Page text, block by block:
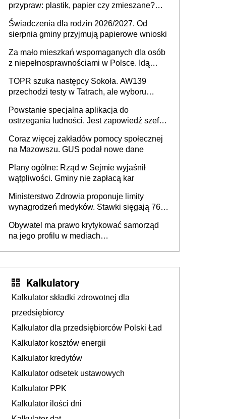
przypraw: plastik, papier czy zmieszane?
Świadczenia dla rodzin 2026/2027. Od
sierpnia gminy przyjmują papierowe wnioski
Za mało mieszkań wspomaganych dla osób
z niepełnosprawnościami w Polsce. Idą
TOPR szuka następcy Sokoła. AW139
przechodzi testy w Tatrach, ale wyboru
Powstanie specjalna aplikacja do
ostrzegania ludności. Jest zapowiedź szefa
Coraz więcej zakładów pomocy społecznej
na Mazowszu. GUS podał nowe dane
Plany ogólne: Rząd w Sejmie wyjaśnił
wątpliwości. Gminy nie zapłacą kar
Ministerstwo Zdrowia proponuje limity
wynagrodzeń medyków. Stawki sięgają 76,8
Obywatel ma prawo krytykować samorząd
na jego profilu w mediach
Kalkulatory
Kalkulator składki zdrowotnej dla
przedsiębiorcy
Kalkulator dla przedsiębiorców Polski Ład
Kalkulator kosztów energii
Kalkulator kredytów
Kalkulator odsetek ustawowych
Kalkulator PPK
Kalkulator ilości dni